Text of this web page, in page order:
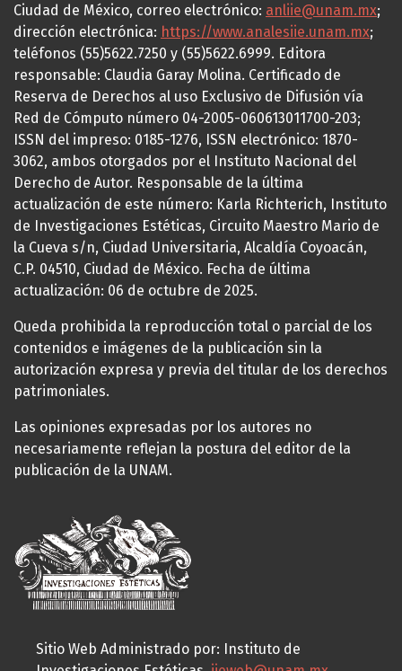
Ciudad de México, correo electrónico: anliie@unam.mx;
dirección electrónica: https://www.analesiie.unam.mx;
teléfonos (55)5622.7250 y (55)5622.6999. Editora
responsable: Claudia Garay Molina. Certificado de
Reserva de Derechos al uso Exclusivo de Difusión vía
Red de Cómputo número 04-2005-060613011700-203;
ISSN del impreso: 0185-1276, ISSN electrónico: 1870-
3062, ambos otorgados por el Instituto Nacional del
Derecho de Autor. Responsable de la última
actualización de este número: Karla Richterich, Instituto
de Investigaciones Estéticas, Circuito Maestro Mario de
la Cueva s/n, Ciudad Universitaria, Alcaldía Coyoacán,
C.P. 04510, Ciudad de México. Fecha de última
actualización: 06 de octubre de 2025.
Queda prohibida la reproducción total o parcial de los
contenidos e imágenes de la publicación sin la
autorización expresa y previa del titular de los derechos
patrimoniales.
Las opiniones expresadas por los autores no
necesariamente reflejan la postura del editor de la
publicación de la UNAM.
Sitio Web Administrado por: Instituto de